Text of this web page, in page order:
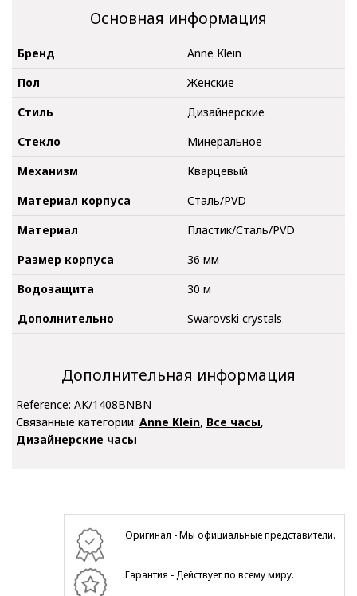
Основная информация
Бренд
Anne Klein
Пол
Женские
Стиль
Дизайнерские
Стекло
Минеральное
Механизм
Кварцевый
Материал корпуса
Сталь/PVD
Материал
Пластик/Сталь/PVD
Размер корпуса
36 мм
Водозащита
30 м
Дополнительно
Swarovski crystals
Дополнительная информация
Reference: AK/1408BNBN
Связанные категории: Anne Klein, Все часы,
Дизайнерские часы
Оригинал - Мы официальные представители.
Гарантия - Действует по всему миру.